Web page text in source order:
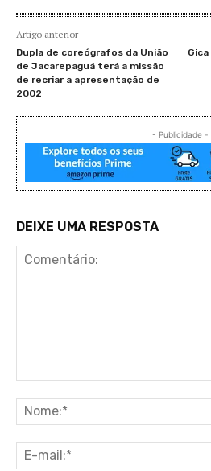
Artigo anterior
Dupla de coreógrafos da União
de Jacarepaguá terá a missão
de recriar a apresentação de
2002
- Publicidade -
DEIXE UMA RESPOSTA